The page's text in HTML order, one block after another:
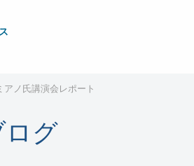
アノ氏講演会レポート
ログ